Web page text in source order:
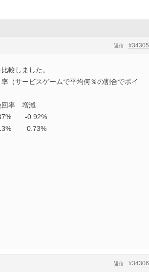
#34305
返信
較しました。
（サービスゲームで平均何％の割合でポイ
率 増減
-0.92%
0.73%
#34306
返信